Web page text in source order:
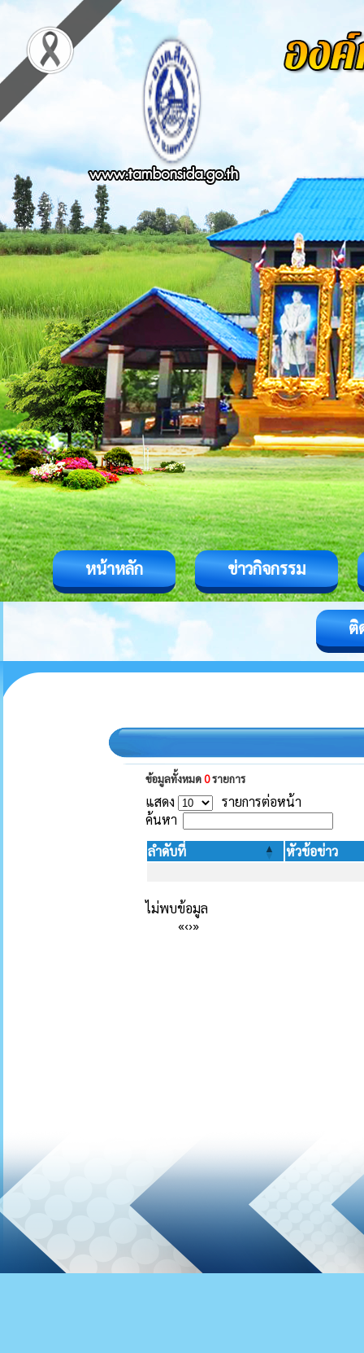
หน้าหลัก ข่าวกิจกรรม
ติ
ข้อมูลทั้งหมด0รายการ
แสดง
รายการต่อหน้า
ค้นหา
ลำดับที่
หัวข้อข่าว
ไม่พบข้อมูล
«‹›»